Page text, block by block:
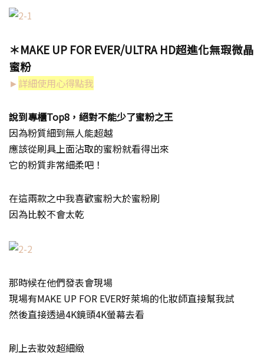
＊MAKE UP FOR EVER/ULTRA HD超進化無瑕微晶
蜜粉
► 詳細使用心得點我
說到專櫃Top8，絕對不能少了蜜粉之王
因為粉質細到無人能超越
應該從刷具上面沾取的蜜粉就看得出來
它的粉質非常細柔吧！
在這兩款之中我喜歡蜜粉大於蜜粉刷
因為比較不會太乾
那時候在他們發表會現場
現場有MAKE UP FOR EVER好萊塢的化妝師直接幫我試
然後直接透過4K鏡頭4K螢幕去看
刷上去妝效超細緻